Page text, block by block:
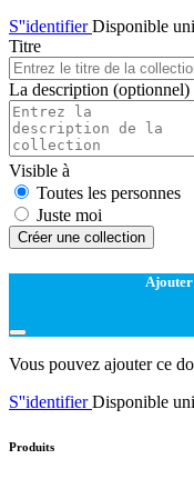
S''identifierDisponible
Titre
La description (optionnel)
Visible à
Toutes les personnes
Juste moi
Créer une collection
Ajouter
Vous pouvez ajouter ce
S''identifierDisponible
Produits